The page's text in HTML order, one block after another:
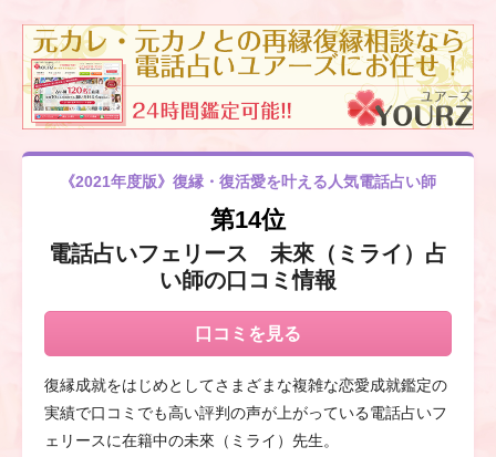
《2021年度版》復縁・復活愛を叶える人気電話占い師
第14位
電話占いフェリース 未來（ミライ）占
い師の口コミ情報
口コミを見る
復縁成就をはじめとしてさまざまな複雑な恋愛成就鑑定の
実績で口コミでも高い評判の声が上がっている電話占いフ
ェリースに在籍中の未來 （ミライ） 先生。